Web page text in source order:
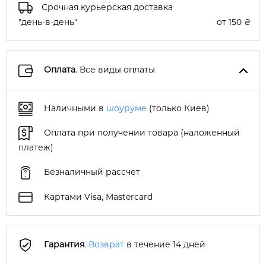
Срочная курьерская доставка
"день-в-день"
от 150 ₴
Оплата. Все виды оплаты
Наличными в шоуруме (только Киев)
Оплата при получении товара (наложенный
платеж)
Безналичный рассчет
Картами Visa, Mastercard
Гарантия. Возврат в течение 14 дней